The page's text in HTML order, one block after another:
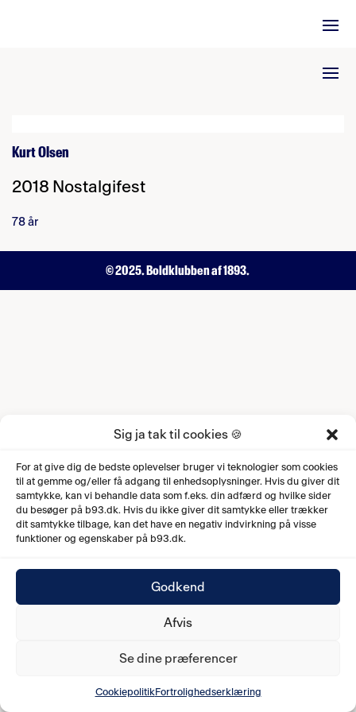
Sig ja tak til cookies 🍪
For at give dig de bedste oplevelser bruger vi teknologier som cookies
til at gemme og/eller få adgang til enhedsoplysninger. Hvis du giver dit
samtykke, kan vi behandle data som f.eks. din adfærd og hvilke sider
du besøger på b93.dk. Hvis du ikke giver dit samtykke eller trækker
dit samtykke tilbage, kan det have en negativ indvirkning på visse
funktioner og egenskaber på b93.dk.
Godkend
Afvis
Se dine præferencer
CookiepolitikFortrolighedserklæring
Kurt Olsen
2018 Nostalgifest
78 år
© 2025. Boldklubben af 1893.